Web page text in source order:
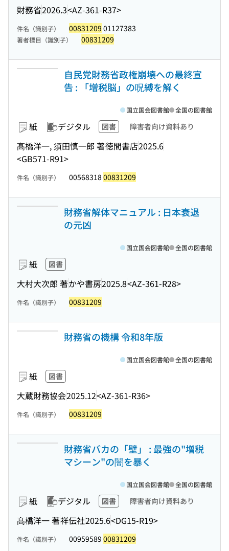
財務省2026.3<AZ-361-R37>
件名（識別子） 00831209 01127383
著者標目（識別子） 00831209
自民党財務省政権崩壊への最終宣
告 : 「増税脳」の呪縛を解く
紙 デジタル 図書 障害者向け資料あり
髙橋洋一, 須田慎一郎 著徳間書店2025.6
<GB571-R91>
国立国会図書館 全国の図書館
件名（識別子） 00568318 00831209
財務省解体マニュアル : 日本衰退
の元凶
紙 図書
大村大次郎 著かや書房2025.8<AZ-361-R28>
国立国会図書館 全国の図書館
件名（識別子） 00831209
財務省の機構 令和8年版
紙 図書
大蔵財務協会2025.12<AZ-361-R36>
国立国会図書館 全国の図書館
件名（識別子） 00831209
財務省バカの「壁」 : 最強の"増税
マシーン"の闇を暴く
紙 デジタル 図書 障害者向け資料あり
髙橋洋一 著祥伝社2025.6<DG15-R19>
国立国会図書館 全国の図書館
件名（識別子） 00959589 00831209